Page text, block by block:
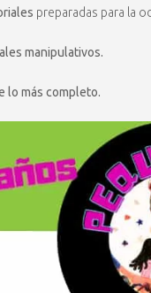
preparadas para la
manipulativos.
lo más completo.